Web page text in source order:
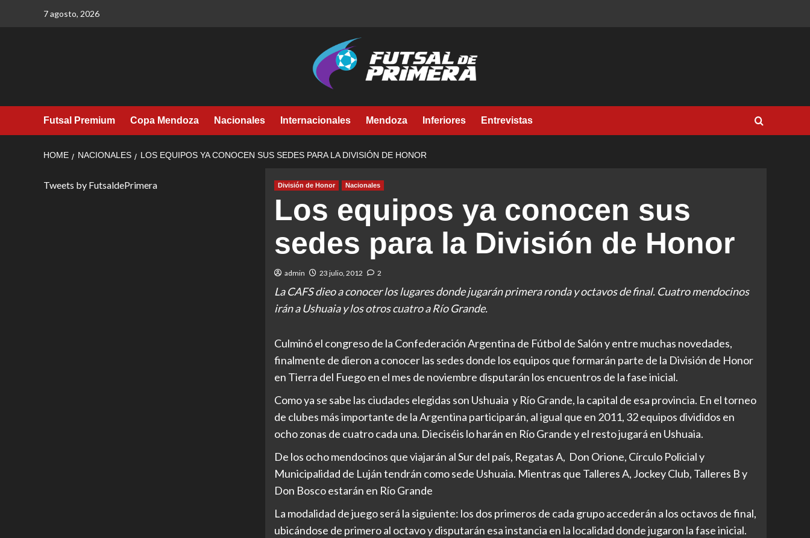
7 agosto, 2026
Futsal Premium Copa Mendoza Nacionales Internacionales Mendoza Inferiores Entrevistas
HOME NACIONALES LOS EQUIPOS YA CONOCEN SUS SEDES PARA LA DIVISIÓN DE HONOR
División de Honor Nacionales
Los equipos ya conocen sus
sedes para la División de Honor
admin 23 julio, 2012 2
La CAFS dieo a conocer los lugares donde jugarán primera ronda y octavos de final. Cuatro mendocinos
irán a Ushuaia y los otros cuatro a Río Grande.
Culminó el congreso de la Confederación Argentina de Fútbol de Salón y entre muchas novedades,
finalmente de dieron a conocer las sedes donde los equipos que formarán parte de la División de Honor
en Tierra del Fuego en el mes de noviembre disputarán los encuentros de la fase inicial.
Como ya se sabe las ciudades elegidas son Ushuaia y Río Grande, la capital de esa provincia. En el torneo
de clubes más importante de la Argentina participarán, al igual que en 2011, 32 equipos divididos en
ocho zonas de cuatro cada una. Dieciséis lo harán en Río Grande y el resto jugará en Ushuaia.
De los ocho mendocinos que viajarán al Sur del país, Regatas A, Don Orione, Círculo Policial y
Municipalidad de Luján tendrán como sede Ushuaia. Mientras que Talleres A, Jockey Club, Talleres B y
Don Bosco estarán en Río Grande
La modalidad de juego será la siguiente: los dos primeros de cada grupo accederán a los octavos de final,
ubicándose de primero al octavo y disputarán esa instancia en la localidad donde jugaron la fase inicial.
Tweets by FutsaldePrimera